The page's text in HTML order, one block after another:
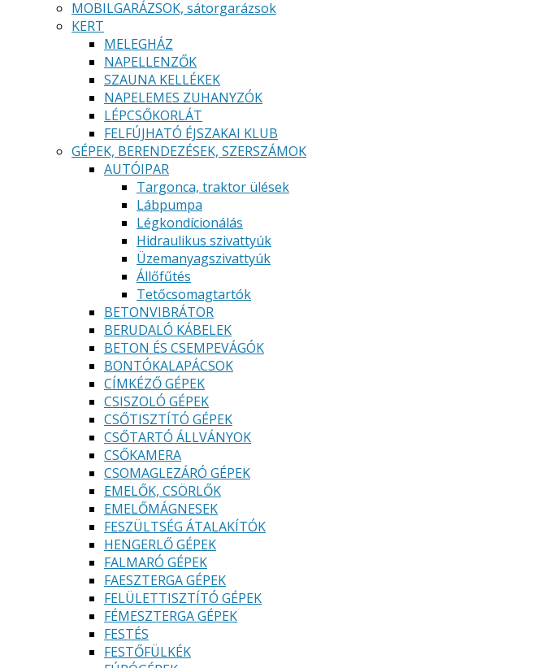
MOBILGARÁZSOK, sátorgarázsok
KERT
MELEGHÁZ
NAPELLENZŐK
SZAUNA KELLÉKEK
NAPELEMES ZUHANYZÓK
LÉPCSŐKORLÁT
FELFÚJHATÓ ÉJSZAKAI KLUB
GÉPEK, BERENDEZÉSEK, SZERSZÁMOK
AUTÓIPAR
Targonca, traktor ülések
Lábpumpa
Légkondícionálás
Hidraulikus szivattyúk
Üzemanyagszivattyúk
Állőfűtés
Tetőcsomagtartók
BETONVIBRÁTOR
BERUDALÓ KÁBELEK
BETON ÉS CSEMPEVÁGÓK
BONTÓKALAPÁCSOK
CÍMKÉZŐ GÉPEK
CSISZOLÓ GÉPEK
CSŐTISZTÍTÓ GÉPEK
CSŐTARTÓ ÁLLVÁNYOK
CSŐKAMERA
CSOMAGLEZÁRÓ GÉPEK
EMELŐK, CSÖRLŐK
EMELŐMÁGNESEK
FESZÜLTSÉG ÁTALAKÍTÓK
HENGERLŐ GÉPEK
FALMARÓ GÉPEK
FAESZTERGA GÉPEK
FELÜLETTISZTÍTÓ GÉPEK
FÉMESZTERGA GÉPEK
FESTÉS
FESTŐFÜLKÉK